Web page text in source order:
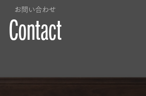
お問い合わせ
Contact